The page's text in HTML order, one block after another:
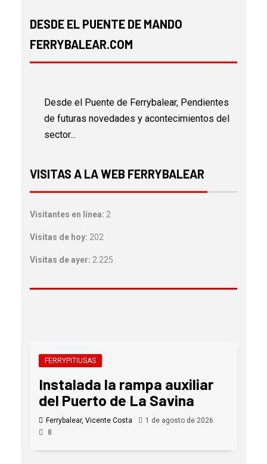
DESDE EL PUENTE DE MANDO
FERRYBALEAR.COM
Desde el Puente de Ferrybalear, Pendientes
de futuras novedades y acontecimientos del
sector...
VISITAS A LA WEB FERRYBALEAR
Visitantes en línea: 2
Visitas de hoy: 202
Visitas de ayer: 2.225
FERRYPITIUSAS
Instalada la rampa auxiliar
del Puerto de La Savina
Ferrybalear, Vicente Costa
1 de agosto de 2026
8